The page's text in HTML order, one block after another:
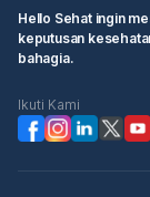
Hello Sehat ingin
keputusan
bahagia.
Ikuti Kami